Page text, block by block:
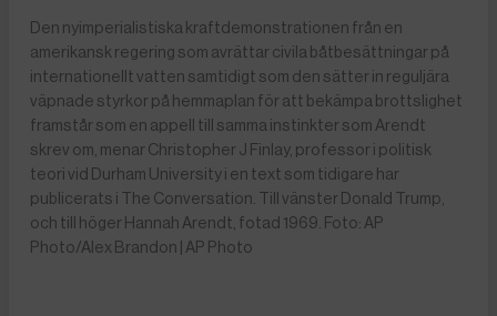
Den nyimperialistiska kraftdemonstrationen från en
amerikansk regering som avrättar civila båtbesättningar på
internationellt vatten samtidigt som den sätter in reguljära
väpnade styrkor på hemmaplan för att bekämpa brottslighet
framstår som en appell till samma instinkter som Arendt
skrev om, menar Christopher J Finlay, professor i politisk
teori vid Durham University i en text som tidigare har
publicerats i The Conversation. Till vänster Donald Trump,
och till höger Hannah Arendt, fotad 1969. Foto: AP
Photo/Alex Brandon | AP Photo